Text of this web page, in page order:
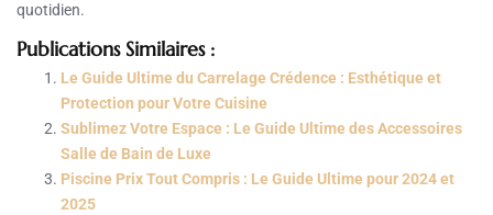
quotidien.
Publications Similaires :
Le Guide Ultime du Carrelage Crédence : Esthétique et
Protection pour Votre Cuisine
Sublimez Votre Espace : Le Guide Ultime des Accessoires
Salle de Bain de Luxe
Piscine Prix Tout Compris : Le Guide Ultime pour 2024 et
2025